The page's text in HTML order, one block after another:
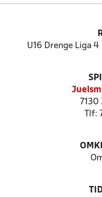
U16 Drenge Liga
7130
Tlf: